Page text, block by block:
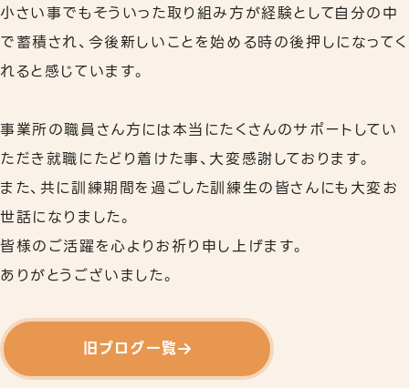
小さい事でもそういった取り組み方が経験として自分の中
で蓄積され、今後新しいことを始める時の後押しになってく
れると感じています。
事業所の職員さん方には本当にたくさんのサポートしてい
ただき就職にたどり着けた事、大変感謝しております。
また、共に訓練期間を過ごした訓練生の皆さんにも大変お
世話になりました。
皆様のご活躍を心よりお祈り申し上げます。
ありがとうございました。
旧ブログ一覧